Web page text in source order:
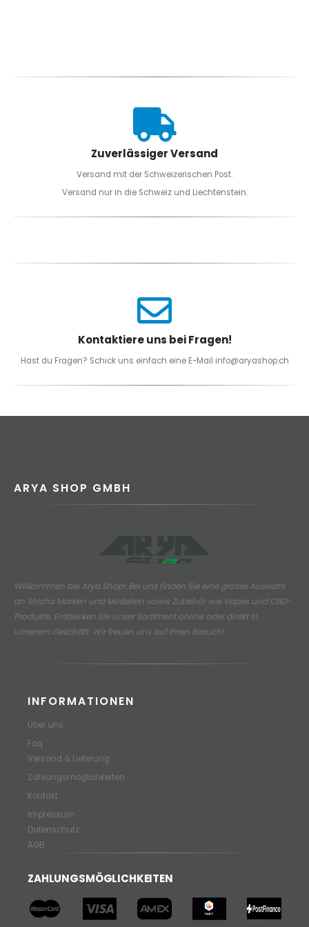
Zuverlässiger Versand
Versand mit der Schweizerischen Post.
Versand nur in die Schweiz und Liechtenstein.
Kontaktiere uns bei Fragen!
Hast du Fragen? Schick uns einfach eine E-Mail info@aryashop.ch
ARYA SHOP GMBH
Willkommen bei Arya Shop! Bei uns finden Sie eine grosse Auswahl
an Shisha Marken und Modellen sowie Zubehör wie Vapes und CBD-
Produkte. Entdecken Sie unser Sortiment online oder direkt in
unserem Geschäft. Wir freuen uns auf Ihren Besuch!
INFORMATIONEN
Über uns
Faq
Versand & Lieferung
Zahlungsmöglichkeiten
Kontakt
Impressum
Datenschutz
AGB
ZAHLUNGSMÖGLICHKEITEN